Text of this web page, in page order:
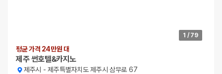
1 / 79
평균 가격 24만원 대
제주 썬호텔&카지노
제주시 -제주특별자치도 제주시 삼무로 67